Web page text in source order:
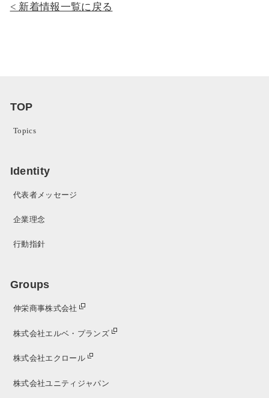
新着情報一覧に戻る
TOP
Topics
Identity
代表者メッセージ
企業理念
行動指針
Groups
伸栄商事株式会社
株式会社エルベ・プランズ
株式会社エクロール
株式会社ユニティジャパン